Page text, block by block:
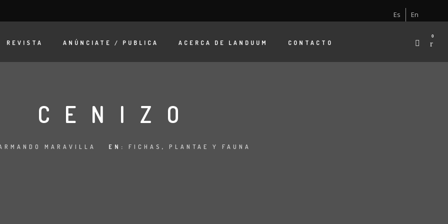
Es En
REVISTA ANÚNCIATE / PUBLICA ACERCA DE LANDUUM CONTACTO
0
CENIZO
MARAVILLA EN: FICHAS , PLANTAE Y FAUNA